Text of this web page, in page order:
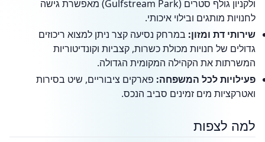
ולקניון גולף סטרים (Gulfstream Park) מאפשרת גישה
לחנויות מותגים ובילוי איכותי.
שירותי דת ומזון: במרחק נסיעה קצר ניתן למצוא ריכוזים
גדולים של חנויות מכולת כשרות, קצביות וקונדיטוריות
המשרתות את הקהילה המקומית הגדולה.
פעילויות לכל המשפחה: פארקים ציבוריים, שיט בסירות
ואטרקציות מים זמינים סביב הנכס.
למה לצפות